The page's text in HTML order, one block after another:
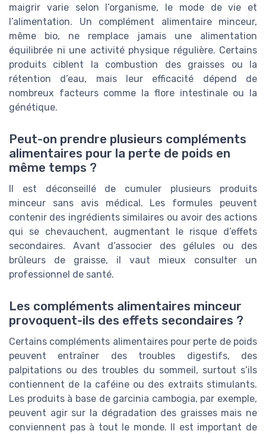
maigrir varie selon l’organisme, le mode de vie et
l’alimentation. Un complément alimentaire minceur,
même bio, ne remplace jamais une alimentation
équilibrée ni une activité physique régulière. Certains
produits ciblent la combustion des graisses ou la
rétention d’eau, mais leur efficacité dépend de
nombreux facteurs comme la flore intestinale ou la
génétique.
Peut-on prendre plusieurs compléments
alimentaires pour la perte de poids en
même temps ?
Il est déconseillé de cumuler plusieurs produits
minceur sans avis médical. Les formules peuvent
contenir des ingrédients similaires ou avoir des actions
qui se chevauchent, augmentant le risque d’effets
secondaires. Avant d’associer des gélules ou des
brûleurs de graisse, il vaut mieux consulter un
professionnel de santé.
Les compléments alimentaires minceur
provoquent-ils des effets secondaires ?
Certains compléments alimentaires pour perte de poids
peuvent entraîner des troubles digestifs, des
palpitations ou des troubles du sommeil, surtout s’ils
contiennent de la caféine ou des extraits stimulants.
Les produits à base de garcinia cambogia, par exemple,
peuvent agir sur la dégradation des graisses mais ne
conviennent pas à tout le monde. Il est important de